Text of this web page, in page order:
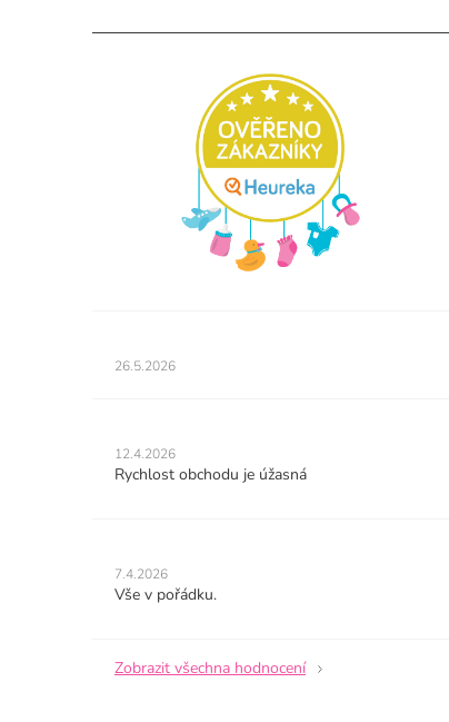
obchodu
5
hvězdiček.
26.5.2026
obchodu
je
12.4.2026
Rychlost obchodu je úžasná
obchodu
je
hvězdiček.
7.4.2026
Vše v pořádku.
Zobrazit všechna hodnocení